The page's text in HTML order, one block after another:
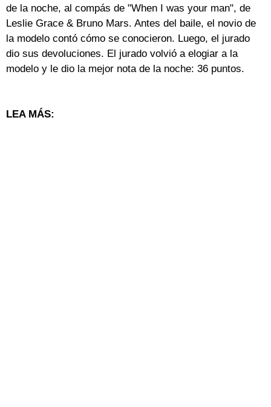
de la noche, al compás de "When I was your man", de
Leslie Grace & Bruno Mars. Antes del baile, el novio de
la modelo contó cómo se conocieron. Luego, el jurado
dio sus devoluciones. El jurado volvió a elogiar a la
modelo y le dio la mejor nota de la noche: 36 puntos.
LEA MÁS: